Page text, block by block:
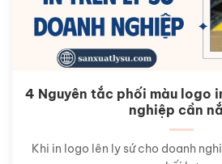
4 Nguyên tắc phối màu logo
nghiệp cần
Khi in logo lên ly sứ cho doanh